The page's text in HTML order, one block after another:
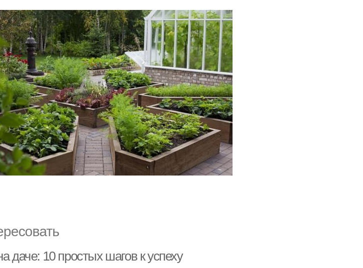
даче: 10 простых шагов к успеху